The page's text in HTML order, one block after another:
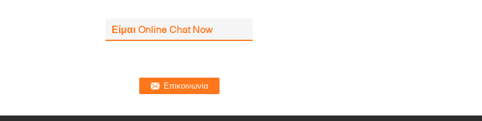
Είμαι Online Chat Now